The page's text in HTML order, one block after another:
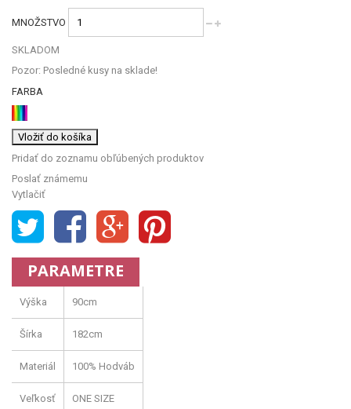
MNOŽSTVO
SKLADOM
Pozor: Posledné kusy na sklade!
FARBA
Vložiť do košíka
Pridať do zoznamu obľúbených produktov
Poslať známemu
Vytlačiť
PARAMETRE
Výška 90cm
Šírka 182cm
Materiál 100% Hodváb
Veľkosť ONE SIZE